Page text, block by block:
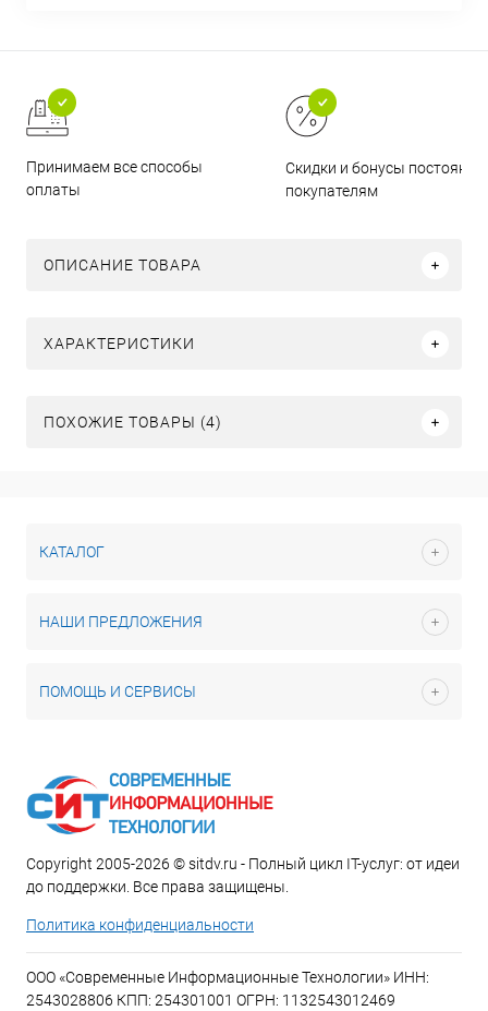
Принимаем все способы
оплаты
Скидки и бонусы
покупателям
ОПИСАНИЕ ТОВАРА
ХАРАКТЕРИСТИКИ
ПОХОЖИЕ ТОВАРЫ (4)
КАТАЛОГ
НАШИ ПРЕДЛОЖЕНИЯ
ПОМОЩЬ И СЕРВИСЫ
Copyright 2005-2026 © sitdv.ru - Полный цикл IT-услуг: от идеи
до поддержки. Все права защищены.
Политика конфиденциальности
ООО «Современные Информационные Технологии» ИНН:
2543028806 КПП: 254301001 ОГРН: 1132543012469